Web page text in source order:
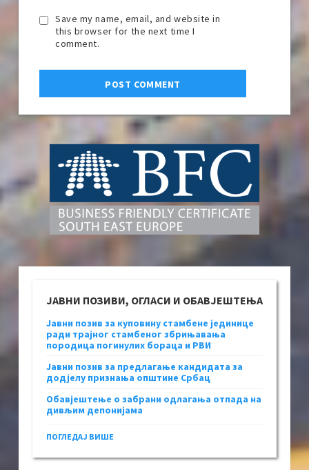
Save my name, email, and website in
this browser for the next time I
comment.
ЈАВНИ ПОЗИВИ, ОГЛАСИ И ОБАВЈЕШТЕЊА
Јавни позив за куповину стамбене јединице
ради трајног стамбеног збрињавања
породица погинулих бораца и РВИ
Јавни позив за предлагање кандидата за
додјелу признања општине Србац
Обавјештење о забрани одлагања отпада на
дивљим депонијама
ПОГЛЕДАЈ ВИШЕ